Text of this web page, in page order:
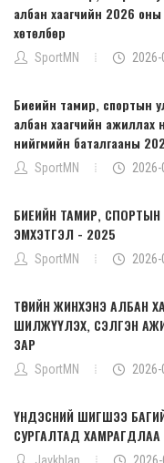
албан хаагчийн 2026
хөтөлбөр
SportMN 2026-
Биеийн тамир, спортын
албан хаагчийн ажиллах
нийгмийн баталгааны
SportMN 2026-
БИЕИЙН ТАМИР, СПОРТЫН
ЭМХЭТГЭЛ - 2025
SportMN 2026-
ТӨРИЙН ЖИНХЭНЭ АЛБАН
ШИЛЖҮҮЛЭХ, СЭЛГЭН
ЗАР
SportMN 2026-
ҮНДЭСНИЙ ШИГШЭЭ
СУРГАЛТАД ХАМРАГДЛАА